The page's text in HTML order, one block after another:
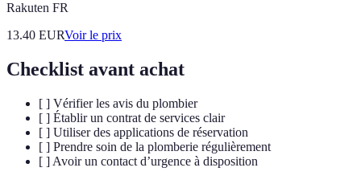
Rakuten FR
13.40 EURVoir le prix
Checklist avant achat
[ ] Vérifier les avis du plombier
[ ] Établir un contrat de services clair
[ ] Utiliser des applications de réservation
[ ] Prendre soin de la plomberie régulièrement
[ ] Avoir un contact d’urgence à disposition